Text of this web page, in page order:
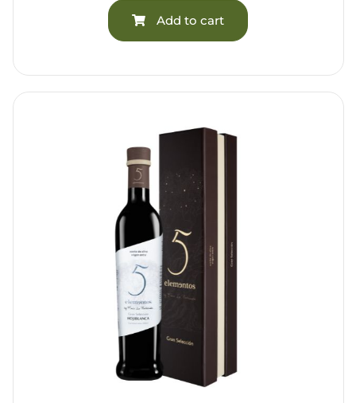
Add to cart